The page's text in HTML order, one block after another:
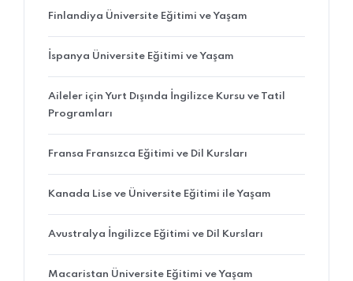
Finlandiya Üniversite Eğitimi ve Yaşam
İspanya Üniversite Eğitimi ve Yaşam
Aileler için Yurt Dışında İngilizce Kursu ve Tatil
Programları
Fransa Fransızca Eğitimi ve Dil Kursları
Kanada Lise ve Üniversite Eğitimi ile Yaşam
Avustralya İngilizce Eğitimi ve Dil Kursları
Macaristan Üniversite Eğitimi ve Yaşam